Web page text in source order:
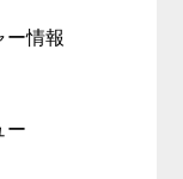
ー情報
ー